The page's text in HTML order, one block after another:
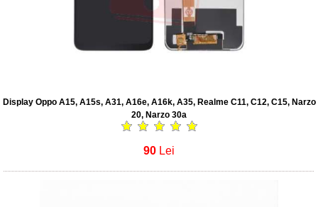
Display Oppo A15, A15s, A31, A16e, A16k, A35, Realme C11, C12, C15, Narzo
20, Narzo 30a
90 Lei